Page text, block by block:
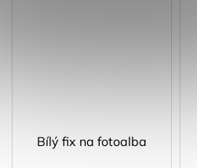
Bílý fix na fotoalba